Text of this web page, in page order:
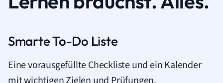
Smarte To-Do Liste
Eine vorausgefüllte Checkliste und ein Kalender